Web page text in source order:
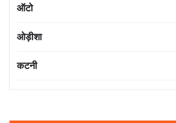
ऑटो
ओड़ीशा
कटनी